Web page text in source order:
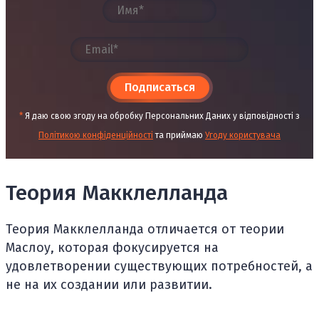
Подписаться
* Я даю свою згоду на обробку Персональних Даних у відповідності з
Політикою конфіденційності та приймаю Угоду користувача
Теория Макклелланда
Теория Макклелланда отличается от теории
Маслоу, которая фокусируется на
удовлетворении существующих потребностей, а
не на их создании или развитии.